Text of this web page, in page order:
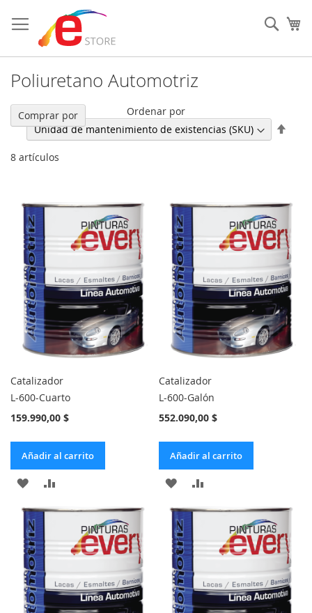
al
contenido
Poliuretano Automotriz
8 artículos
Ordenar por
Catalizador
L-600-Cuarto
159.990,00 $
Añadir al carrito
AÑADIR
A
LA
LISTA
DE
DESEOS
PARA
COMPARAR
Catalizador
L-600-Galón
552.090,00 $
Añadir al carrito
AÑADIR
A
LA
LISTA
DE
DESEOS
PARA
COMPARAR
Comprar por